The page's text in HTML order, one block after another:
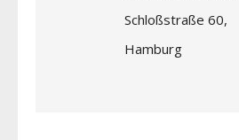
Schloßstraße 60,
Hamburg